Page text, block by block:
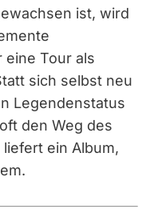
ist, wird
Tour als
sich selbst neu
Legendenstatus
den Weg des
ein Album,